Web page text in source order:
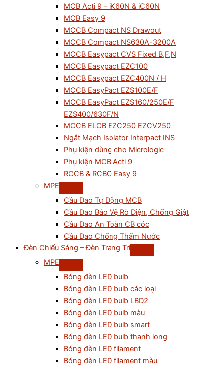
MCB Acti 9 – iK60N & iC60N
MCB Easy 9
MCCB Compact NS Drawout
MCCB Compact NS630A-3200A
MCCB Easypact CVS Fixed B,F,N
MCCB Easypact EZC100
MCCB Easypact EZC400N / H
MCCB EasyPact EZS100E/F
MCCB EasyPact EZS160/250E/F
EZS400/630F/N
MCCB ELCB EZC250 EZCV250
Ngắt Mạch Isolator Interpact INS
Phụ kiện dùng cho Micrologic
Phụ kiện MCB Acti 9
RCCB & RCBO Easy 9
MPE
Cầu Dao Tự Động MCB
Cầu Dao Bảo Vệ Rò Điện, Chống Giật
Cầu Dao An Toàn CB cóc
Cầu Dao Chống Thấm Nước
Đèn Chiếu Sáng – Đèn Trang Trí
MPE
Bóng đèn LED bulb
Bóng đèn LED bulb các loại
Bóng đèn LED bulb LBD2
Bóng đèn LED bulb màu
Bóng đèn LED bulb smart
Bóng đèn LED bulb thanh long
Bóng đèn LED filament
Bóng đèn LED filament màu